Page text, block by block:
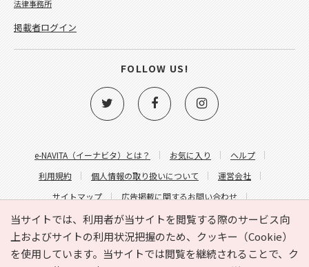
当サイトでは、利用者が当サイトを閲覧する際のサービス向
上およびサイトの利用状況把握のため、クッキー（Cookie）
を使用しています。当サイトでは閲覧を継続されることで、ク
e-NAVITA（イーナビタ）とは？ お気に入り
ヘルプ
利用規約
個人情報の取り扱いについて
運営会社
サイトマップ
広告掲載に関するお問い合わせ
サイトの内容に関するお問い合わせ
法律事務所
掲載者ログイン
FOLLOW US!